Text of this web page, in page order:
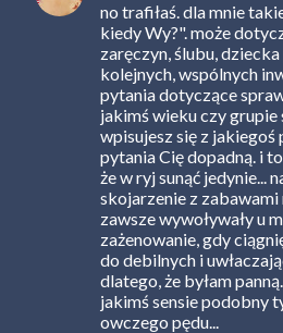
no trafiłaś. dla mnie
kiedy Wy?". może
zaręczyn, ślubu,
kolejnych, wspólnych
pytania dotyczące
jakimś wieku czy grupie
wpisujesz się z
pytania Cię dopadną. i
że w ryj sunąć jedynie...
skojarzenie z zabawami
zawsze wywoływały u
zażenowanie, gdy
do debilnych i
dlatego, że byłam
jakimś sensie podobny
owczego pędu...